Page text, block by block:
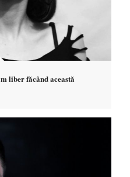
liber făcând această